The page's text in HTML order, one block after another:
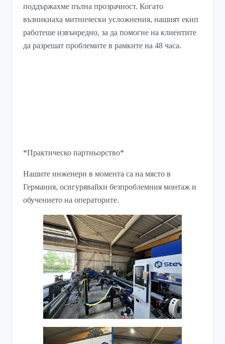
поддържахме пълна прозрачност. Когато
възникнаха митнически усложнения, нашият екип
работеше извънредно, за да помогне на клиентите
да разрешат проблемите в рамките на 48 часа.
*Практическо партньорство*
Нашите инженери в момента са на място в
Германия, осигурявайки безпроблемния монтаж и
обучението на операторите.